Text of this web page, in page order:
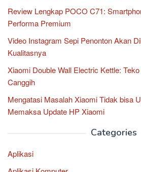
Review Lengkap POCO C71:
Performa Premium
Video Instagram Sepi Penonton Akan
Kualitasnya
Xiaomi Double Wall Electric Kettle:
Canggih
Mengatasi Masalah Xiaomi Tidak bisa
Memaksa Update HP Xiaomi
Categories
Aplikasi